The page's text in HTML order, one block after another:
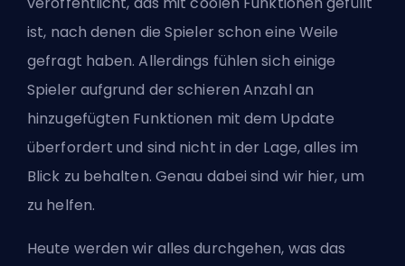
ist, nach denen die Spieler schon eine Weile
gefragt haben. Allerdings fühlen sich einige
Spieler aufgrund der schieren Anzahl an
hinzugefügten Funktionen mit dem Update
überfordert und sind nicht in der Lage, alles im
Blick zu behalten. Genau dabei sind wir hier, um
zu helfen.
Heute werden wir alles durchgehen, was das